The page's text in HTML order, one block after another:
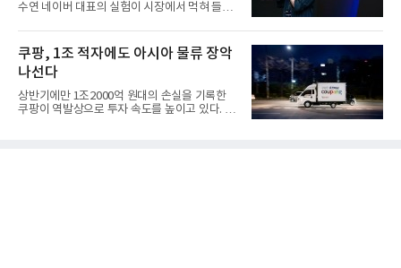
수연 네이버 대표의 실험이 시장에서 먹혀 들어
쿠팡, 1조 적자에도 아시아 물류 장악
나선다
상반기에만 1조2000억 원대의 손실을 기록한
쿠팡이 역발상으로 투자 속도를 높이고 있다. 이